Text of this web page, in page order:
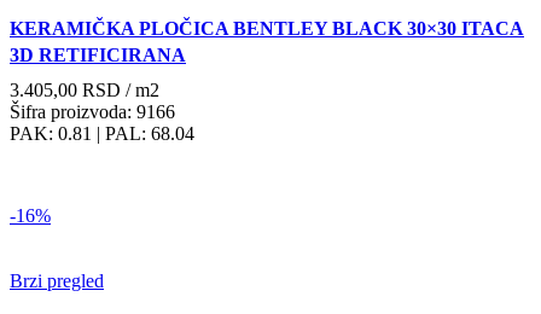
KERAMIČKA PLOČICA BENTLEY BLACK 30×30 ITACA
3D RETIFICIRANA
3.405,00 RSD / m2
Šifra proizvoda: 9166
PAK: 0.81 | PAL: 68.04
-16%
Brzi pregled